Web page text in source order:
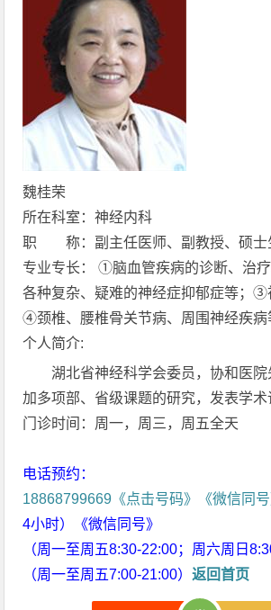
魏桂荣
所在科室：神经内科
职 称：副主任医师、副教授、硕士
专业专长： ①脑血管疾病的诊断、治
各种复杂、疑难的神经症抑郁症等；③
④颈椎、腰椎骨关节病、周围神经疾病
个人简介:
湖北省神经科学会委员，协和医
加多项部、省级课题的研究，发表学术
门诊时间：周一，周三，周五全天
电话预约：
18868799669《点击号码》《微信同号
4小时）《微信同号》
（周一至周五8:30-22:00；周六周日
（周一至周五7:00-21:00）返回首页